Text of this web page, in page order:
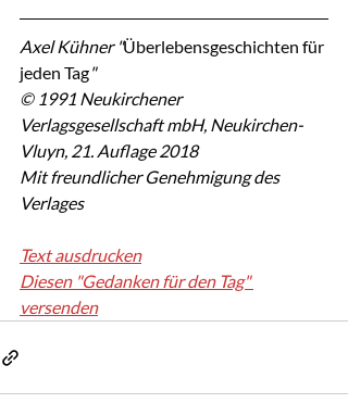
Axel Kühner "Überlebensgeschichten für
jeden Tag"
© 1991 Neukirchener
Verlagsgesellschaft mbH, Neukirchen-
Vluyn, 21. Auflage 2018
Mit freundlicher Genehmigung des
Verlages
Text ausdrucken
Diesen "Gedanken für den Tag"
versenden